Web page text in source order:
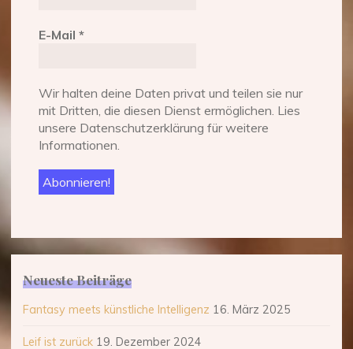
E-Mail *
Wir halten deine Daten privat und teilen sie nur
mit Dritten, die diesen Dienst ermöglichen. Lies
unsere Datenschutzerklärung für weitere
Informationen.
Neueste Beiträge
Fantasy meets künstliche Intelligenz 16. März 2025
Leif ist zurück 19. Dezember 2024